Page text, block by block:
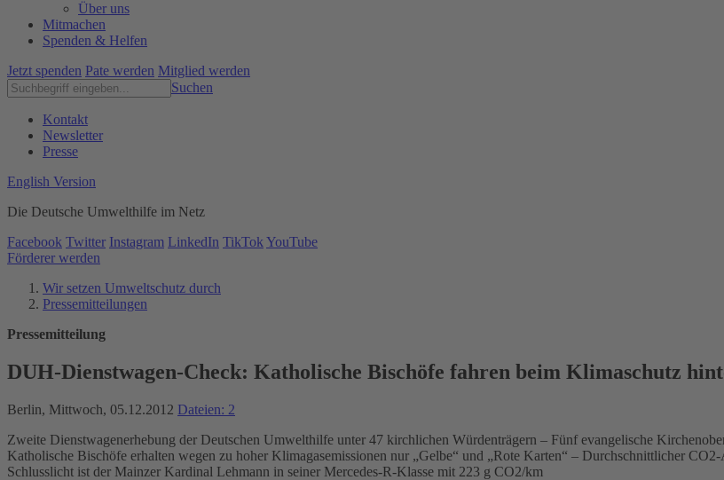
Über uns
Mitmachen
Spenden & Helfen
Jetzt spenden Pate werden Mitglied werden
Suchen
Kontakt
Newsletter
Presse
English Version
Die Deutsche Umwelthilfe im Netz
Facebook Twitter Instagram LinkedIn TikTok YouTube
Förderer werden
Wir setzen Umweltschutz durch
Pressemitteilungen
Pressemitteilung
DUH-Dienstwagen-Check: Katholische Bischöfe fahren beim Klimaschutz
Berlin, Mittwoch, 05.12.2012 Dateien: 2
Zweite Dienstwagenerhebung der Deutschen Umwelthilfe unter 47 kirchlichen Würdenträgern – Fünf evangelische
Katholische Bischöfe erhalten wegen zu hoher Klimagasemissionen nur „Gelbe“ und „Rote Karten“ – Durchschnittlicher
Schlusslicht ist der Mainzer Kardinal Lehmann in seiner Mercedes-R-Klasse mit 223 g CO2/km